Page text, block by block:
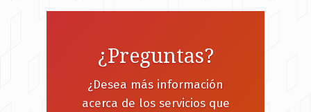
¿Preguntas?
¿Desea más información
acerca de los servicios que